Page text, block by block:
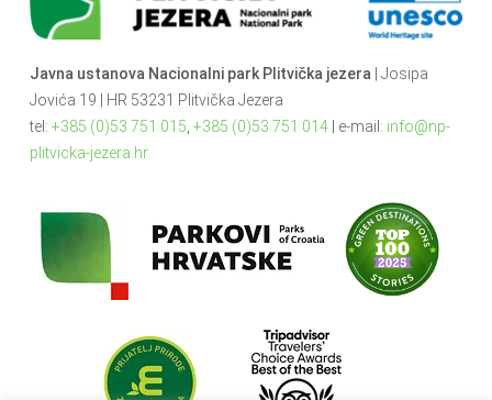
Javna ustanova Nacionalni park Plitvička jezera | Josipa
Jovića 19 | HR 53231 Plitvička Jezera
tel: +385 (0)53 751 015 +385 (0)53 751 014| e-mail: info@np-
plitvicka-jezera.hr